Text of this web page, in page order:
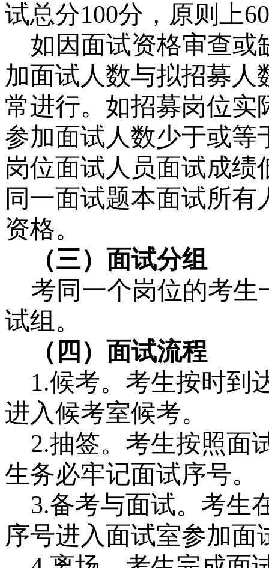
试总分100分，原则上
如因面试资格审查或
加面试人数与拟招募人
常进行。如招募岗位实
参加面试人数少于或等
岗位面试人员面试成
同一面试题本面试所
资格。
（三）面试分组
考同一个岗位的考
试组。
（四）面试流程
1.候考。考生按时到
进入候考室候考。
2.抽签。考生按照面
生务必牢记面试序号。
3.备考与面试。考生
序号进入面试室参加面